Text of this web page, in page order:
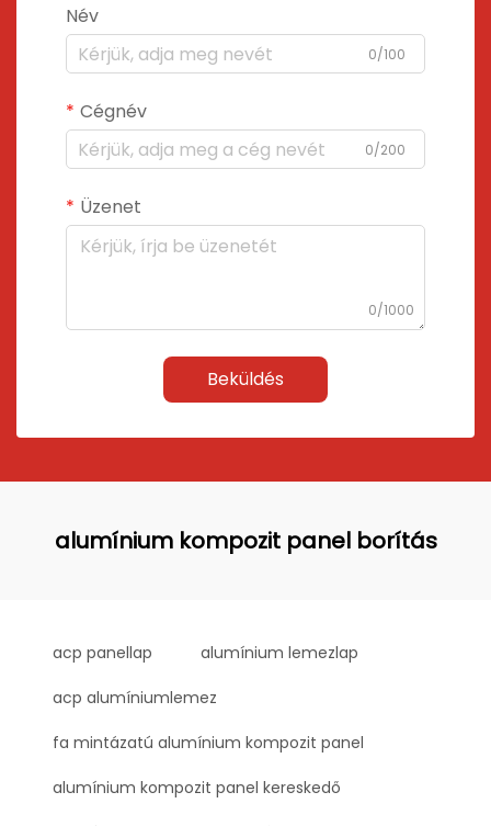
Név
0/100
Cégnév
0/200
Üzenet
0/1000
Beküldés
alumínium kompozit panel borítás
acp panellap alumínium lemezlap
acp alumíniumlemez
fa mintázatú alumínium kompozit panel
alumínium kompozit panel kereskedő